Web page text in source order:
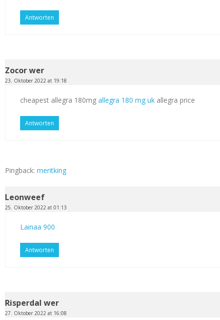
Antworten
Zocor wer
23. Oktober 2022 at 19:18
cheapest allegra 180mg allegra 180 mg uk allegra price
Antworten
Pingback: meritking
Leonweef
25. Oktober 2022 at 01:13
Lainaa 900
Antworten
Risperdal wer
27. Oktober 2022 at 16:08